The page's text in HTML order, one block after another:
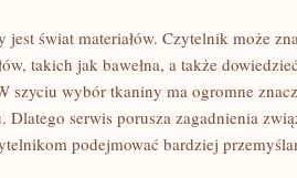
jest świat materiałów. Czytelnik może
takich jak bawełna, a także
szyciu wybór tkaniny ma ogromne
serwis porusza zagadnienia
podejmować bardziej